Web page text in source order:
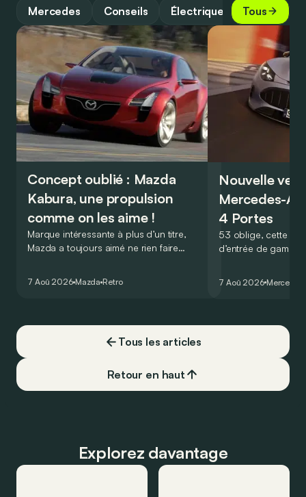
Mercedes Conseils Électrique Guide
Tous
Concept oublié : Mazda
Kabura, une propulsion
comme on les aime !
Marque intéressante à plus d’un titre,
Mazda a toujours aimé ne rien faire
de la plus belle des manières…
7 Aoû 2026 Mazda Retro
Nouvelle
Mercedes-
4 Portes
53 oblige, cette
d’entrée de
moins…
7 Aoû 2026 Mercedes
Tous les articles
Retour en haut
Explorez davantage